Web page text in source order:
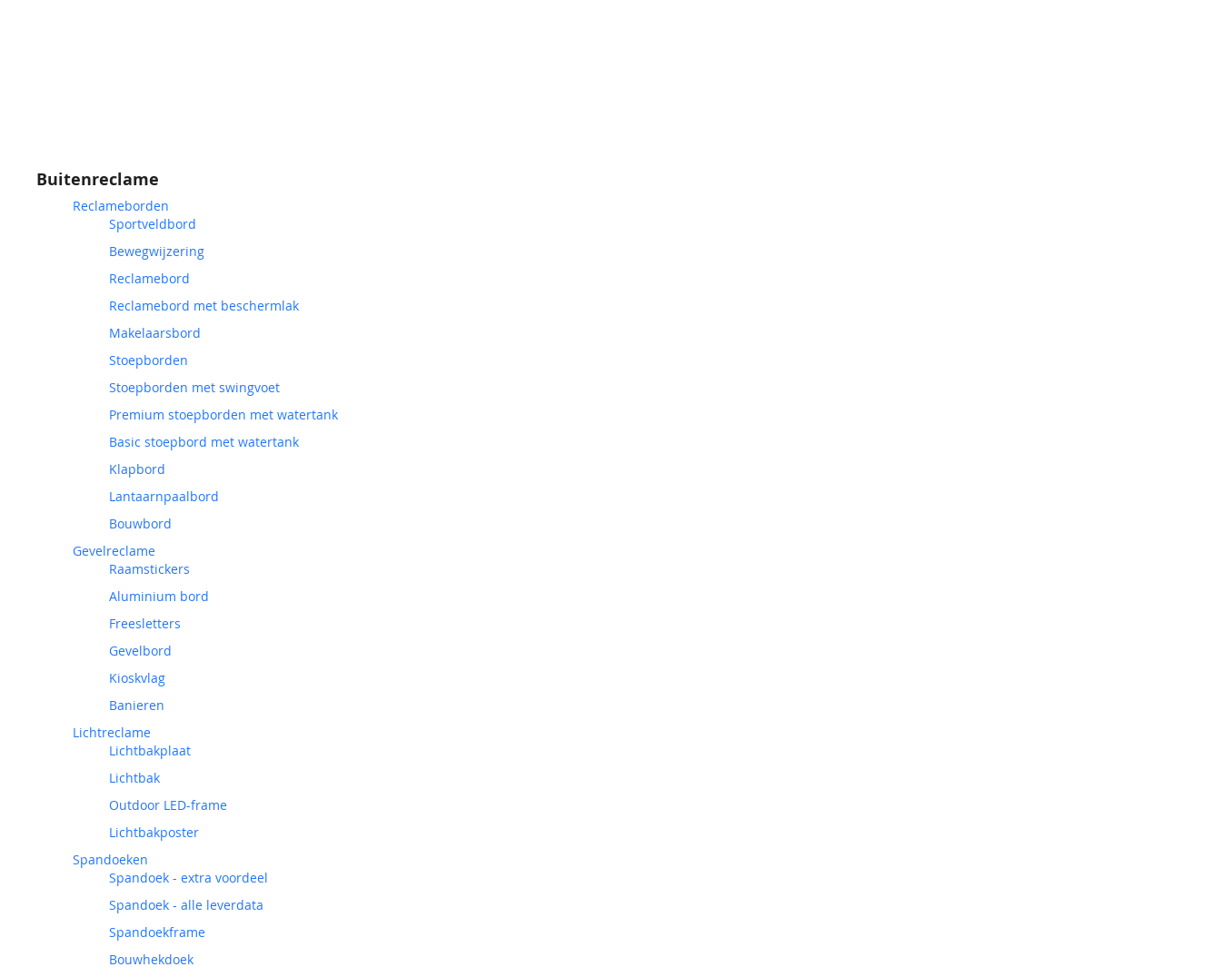
Buitenreclame
Reclameborden
Sportveldbord
Bewegwijzering
Reclamebord
Reclamebord met beschermlak
Makelaarsbord
Stoepborden
Stoepborden met swingvoet
Premium stoepborden met watertank
Basic stoepbord met watertank
Klapbord
Lantaarnpaalbord
Bouwbord
Gevelreclame
Raamstickers
Aluminium bord
Freesletters
Gevelbord
Kioskvlag
Banieren
Lichtreclame
Lichtbakplaat
Lichtbak
Outdoor LED-frame
Lichtbakposter
Spandoeken
Spandoek - extra voordeel
Spandoek - alle leverdata
Spandoekframe
Bouwhekdoek